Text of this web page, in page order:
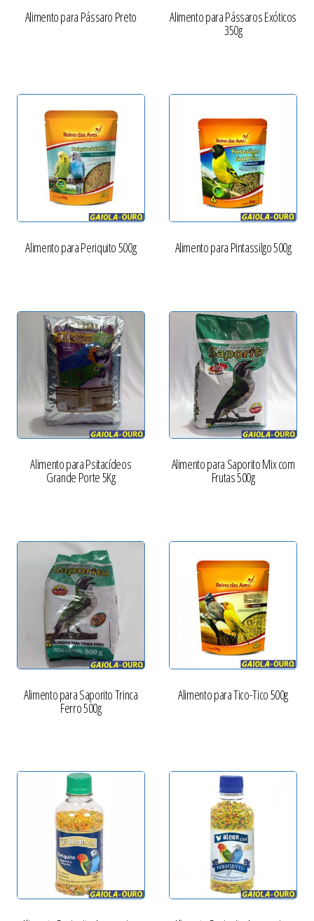
Alimento para Pássaro Preto Alimento para Pássaros Exóticos
350g
Alimento para Periquito 500g Alimento para Pintassilgo 500g
Alimento para Psitacídeos
Grande Porte 5Kg
Alimento para Saporito Mix com
Frutas 500g
Alimento para Saporito Trinca
Ferro 500g
Alimento para Tico-Tico 500g